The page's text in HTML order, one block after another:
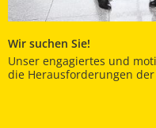
Wir suchen Sie!
Unser engagiertes und
die Herausforderungen